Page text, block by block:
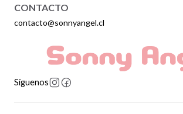
CONTACTO
contacto@sonnyangel.cl
Síguenos